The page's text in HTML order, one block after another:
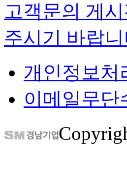
고객문의 게
주시기 바랍
개인정보처
이메일무단